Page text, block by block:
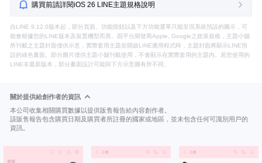
購買前請詳閱iOS 26 LINE主題規格說明
自LINE 9.12.0版本起，部分頁面、功能按鈕以及下方功能選單只能呈現系統預設的圖示，可
能會根據您的LINE版本及裝置機型而異。因平台開發商Apple, Google之政策規格，主題小舖
所刊載之主題封面僅供示意，實際套用主題並開啟LINE應用程式時，主題封面將顯示LINE預
設的綠色畫面。部分圖片僅供主題小舖刊載使用，不會顯示在實際套用的主題內。若您使用的
LINE非最新版本，部分畫面設計可能與下方示意圖有所不同。
關於提供給創作者的資訊
本公司收集相關購買數據以提供販售報告給內容創作者。
該販售報告包含購買日期及購買者所註冊的國家或地區，並未包含任何可識別用戶的
資訊。